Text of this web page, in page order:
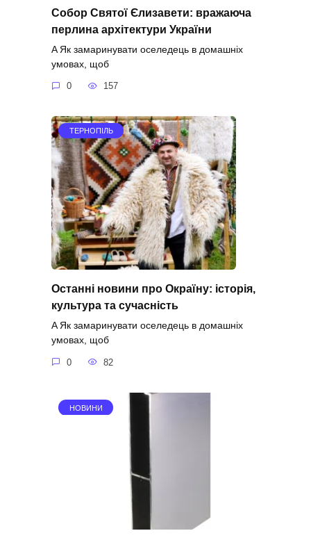
Собор Святої Єлизавети: вражаюча
перлина архітектури України
A Як замаринувати оселедець в домашніх
умовах, щоб
0 157
ТЕРНОПІЛЬ
Останні новини про Окраїну: історія,
культура та сучасність
A Як замаринувати оселедець в домашніх
умовах, щоб
0 82
НОВИНИ